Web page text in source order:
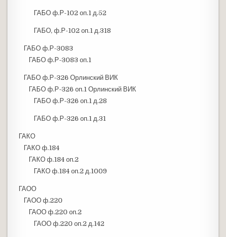
ГАБО ф.Р-102 оп.1 д.52
ГАБО, ф.Р-102 оп.1 д.318
ГАБО ф.Р-3083
ГАБО ф.Р-3083 оп.1
ГАБО ф.Р-326 Орлинский ВИК
ГАБО ф.Р-326 оп.1 Орлинский ВИК
ГАБО ф.Р-326 оп.1 д.28
ГАБО ф.Р-326 оп.1 д.31
ГАКО
ГАКО ф.184
ГАКО ф.184 оп.2
ГАКО ф.184 оп.2 д.1009
ГАОО
ГАОО ф.220
ГАОО ф.220 оп.2
ГАОО ф.220 оп.2 д.142